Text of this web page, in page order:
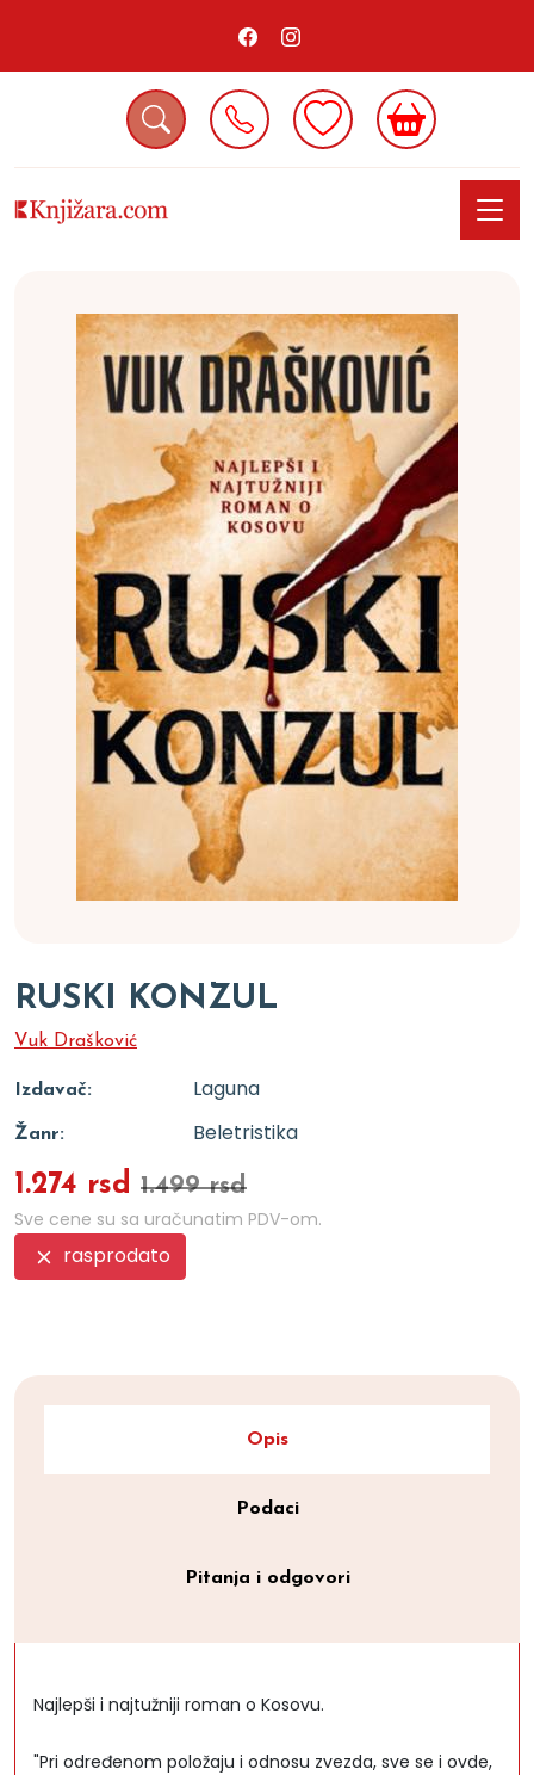
RUSKI KONZUL
Vuk Drašković
Izdavač: Laguna
Žanr: Beletristika
1.274 rsd 1.499 rsd
Sve cene su sa uračunatim PDV-om.
rasprodato
Opis
Podaci
Pitanja i odgovori
Najlepši i najtužniji roman o Kosovu.
"Pri određenom položaju i odnosu zvezda, sve se i ovde,